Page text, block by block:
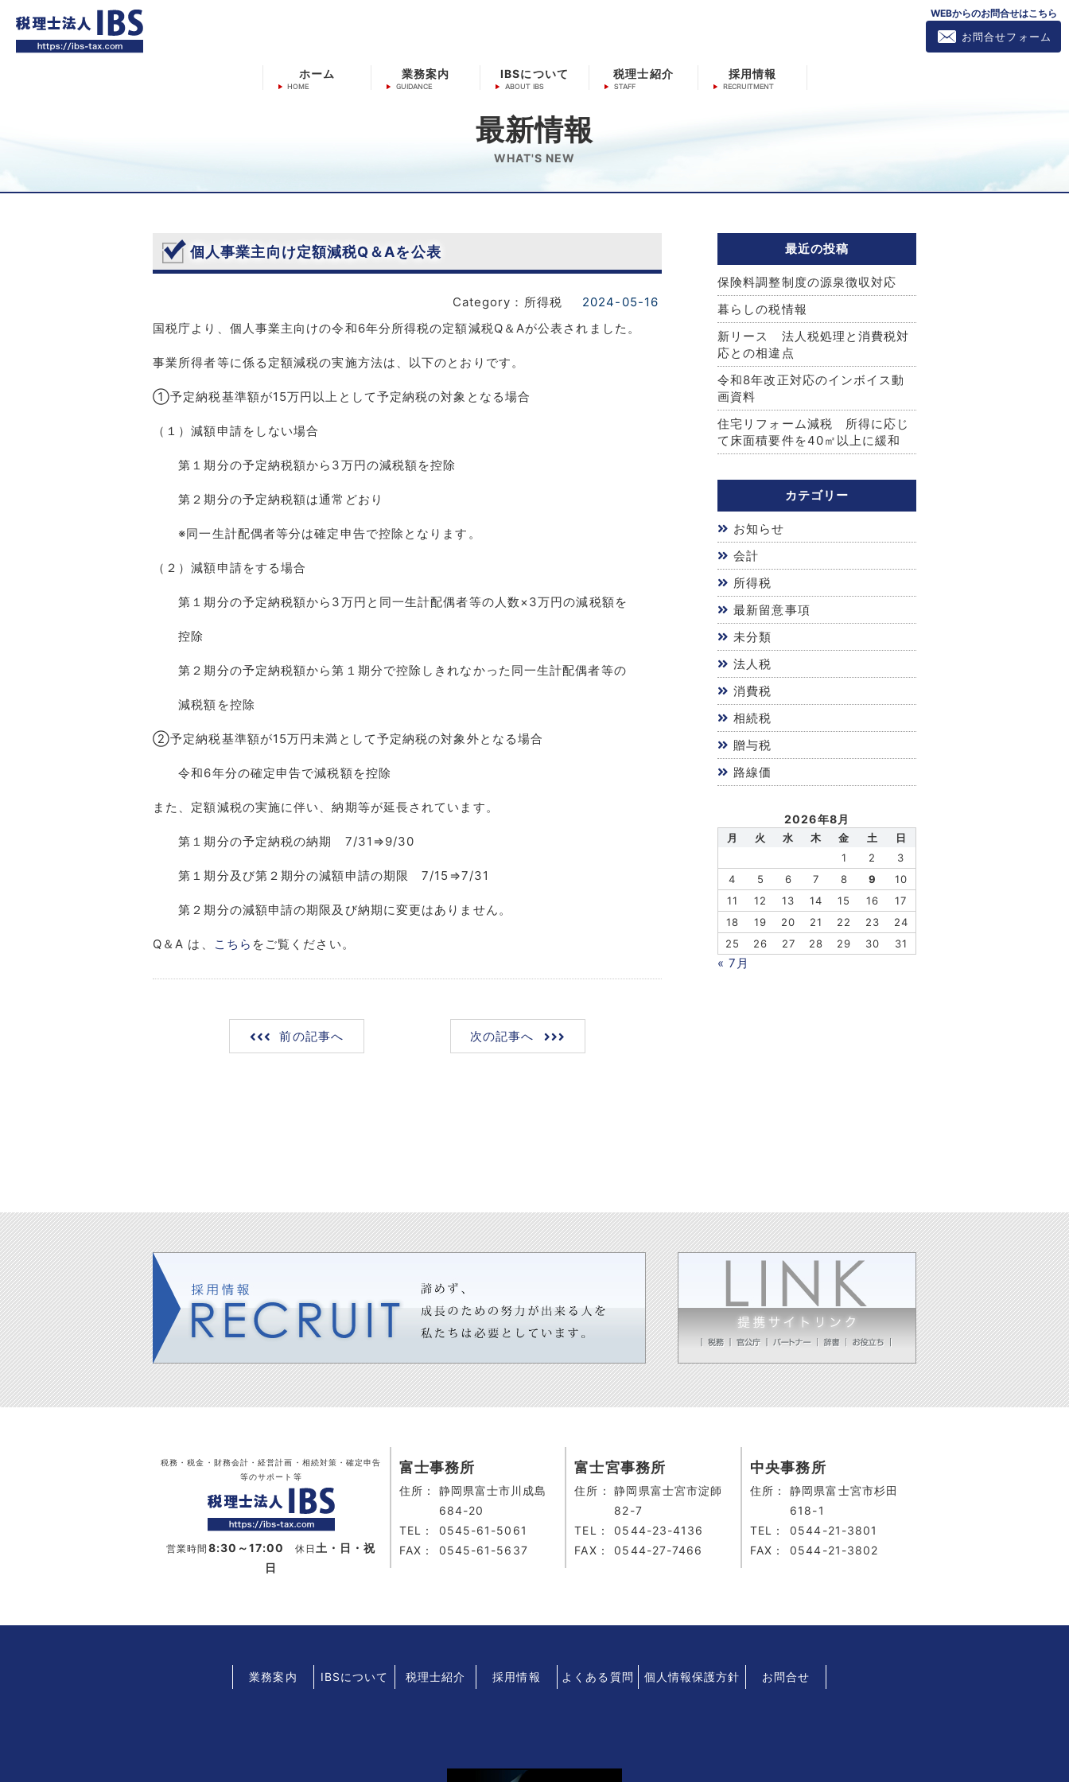
WEBからのお問合せはこちら
お問合せフォーム
ホーム 業務案内 IBSについて 税理士紹介 採用情報
最新情報
WHAT'S NEW
個人事業主向け定額減税Q＆Aを公表
Category：所得税
2024-05-16
国税庁より、個人事業主向けの令和6年分所得税の定額減税Q＆Aが公表されました。
事業所得者等に係る定額減税の実施方法は、以下のとおりです。
①予定納税基準額が15万円以上として予定納税の対象となる場合
（１）減額申請をしない場合
第１期分の予定納税額から3万円の減税額を控除
第２期分の予定納税額は通常どおり
※同一生計配偶者等分は確定申告で控除となります。
（２）減額申請をする場合
第１期分の予定納税額から3万円と同一生計配偶者等の人数×3万円の減税額を
控除
第２期分の予定納税額から第１期分で控除しきれなかった同一生計配偶者等の
減税額を控除
②予定納税基準額が15万円未満として予定納税の対象外となる場合
令和6年分の確定申告で減税額を控除
また、定額減税の実施に伴い、納期等が延長されています。
第１期分の予定納税の納期 7/31⇒9/30
第１期分及び第２期分の減額申請の期限 7/15⇒7/31
第２期分の減額申請の期限及び納期に変更はありません。
Q＆A は、 こちら をご覧ください。
前の記事へ 次の記事へ
最近の投稿
保険料調整制度の源泉徴収対応
暮らしの税情報
新リース 法人税処理と消費税対
応との相違点
令和8年改正対応のインボイス動
画資料
住宅リフォーム減税 所得に応じ
て床面積要件を40㎡以上に緩和
カテゴリー
お知らせ
会計
所得税
最新留意事項
未分類
法人税
消費税
相続税
贈与税
路線価
2026年8月
月 火 水 木 金 土
日
1
2
3
4
5 6 7 8 9
10
11
12 13 14 15 16
17
18
19 20 21 22 23
24
25
26 27 28 29 30 31
« 7月
税務・税金・財務会計・経営計画・相続対策・確定申告
等のサポート等
営業時間 8:30～17:00 休日 土・日・祝
日
富士事務所
住所：
静岡県富士市川成島
684-20
TEL：
0545-61-5061
FAX：
0545-61-5637
富士宮事務所
住所：
静岡県富士宮市淀師
82-7
TEL：
0544-23-4136
FAX：
0544-27-7466
中央事務所
住所：
静岡県富士宮市杉田
618-1
TEL：
0544-21-3801
FAX：
0544-21-3802
業務案内 IBSについて 税理士紹介 採用情報 よくある質問 個人情報保護方針 お問合せ